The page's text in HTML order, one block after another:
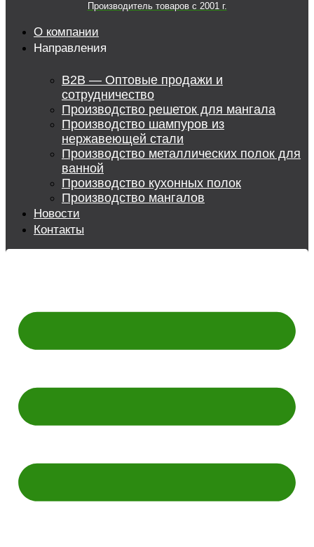
Производитель товаров c 2001 г.
О компании
Направления
B2B — Оптовые продажи и
сотрудничество
Производство решеток для мангала
Производство шампуров из
нержавеющей стали
Производство металлических полок для
ванной
Производство кухонных полок
Производство мангалов
Новости
Контакты